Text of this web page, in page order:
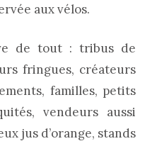
aux vélos.
de tout : tribus de
fringues, créateurs
familles, petits
vendeurs aussi
jus d’orange, stands